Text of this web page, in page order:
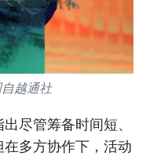
越通社
尽管筹备时间短、
多方协作下，活动